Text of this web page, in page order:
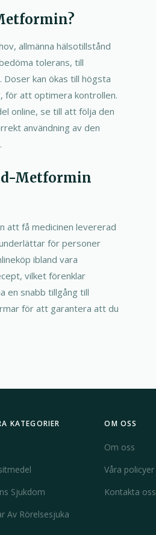
allmänna hälsotillstånd
tolerans, till
kan ökas till högsta
för att optimera kontrollen.
online, se till att följa den
användning av den
Metformin
att få medicinen levererad
för personer
ibland vara
vilket förenklar
en snabb tillgång till
för att garantera att du
KATEGORIER
Sjukdom
Av Rörelsesjuka
OM OSS
Om oss
Våra policyer
Kontakta oss